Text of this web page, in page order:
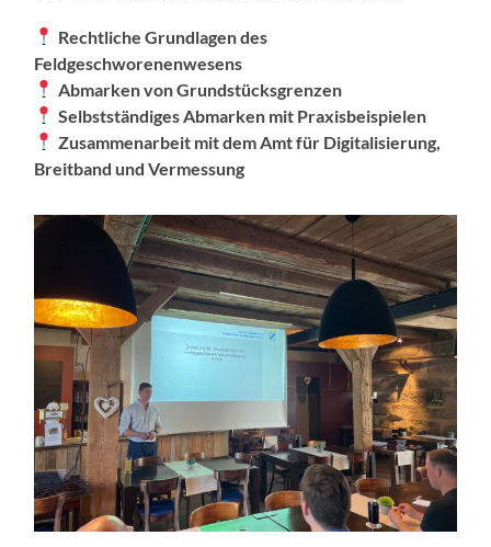
Rechtliche Grundlagen des
Feldgeschworenenwesens
Abmarken von Grundstücksgrenzen
Selbstständiges Abmarken mit Praxisbeispielen
Zusammenarbeit mit dem Amt für Digitalisierung,
Breitband und Vermessung